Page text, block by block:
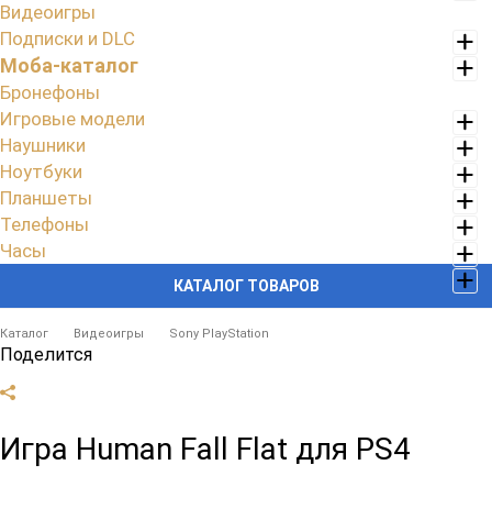
КАТАЛОГ ТОВАРОВ
Видеоигры
Подписки и DLC
Моба-каталог
Бронефоны
Игровые модели
Наушники
Ноутбуки
Планшеты
Телефоны
Часы
Каталог Видеоигры Sony PlayStation
Поделится
Игра Human Fall Flat для PS4